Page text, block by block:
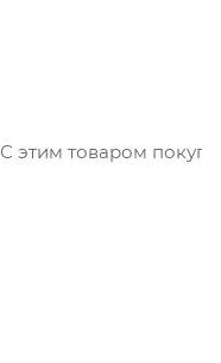
С этим товаром